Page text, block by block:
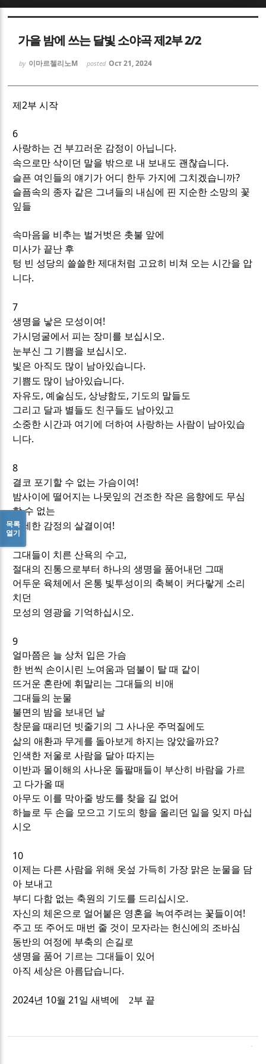
가을 밤에 쓰는 달빛 소야곡 제2부 2/2
by 이마르첼리노M posted Oct 21, 2024
제2부 시작
6
사랑하는 건 부끄러운 감정이 아닙니다.
속으로만 삭이던 말을 밖으로 내 보내도 괜찮습니다.
슬픈 여인들의 얘기가 어디 한두 가지에 그치겠습니까?
슬픔속의 종자 같은 그녀들의 내심에 핀 지순한 소망의 꽃
잎들
속마음을 비추는 벌거벗은 촛불 앞에
미사가 끝난 후
텅 빈 성당의 쓸쓸한 제대처럼 고요히 비쳐 오는 시간을 압
니다.
7
생명을 낳은 모성이여 !
가시덩굴에서 피는 장미를 보십시오.
눈부신 그 기쁨을 보십시오.
빛은 아직도 많이 남아있습니다.
기쁨도 많이 남아있습니다.
자유도, 예술심도,상냥함도, 기도의 말들도
그리고 달과 별들도 친구들도 남아있고
소중한 시간과 여기에 더하여 사랑하는 사람이 남아있습
니다.
8
결코 포기할 수 없는 가슴이여 !
밤사이에 떨어지는 나뭇잎의 건조한 작은 음향에도 무심
할 수 없는
섬세한 감정의 살결이여 !
그대들이 치른 산욕의 수고,
절대의 진통으로부터 하나의 생명을 품어내던 그때
어두운 육체에서 온통 빛투성이의 축복이 커다랗게 소리
치던
모성의 영광을 기억하십시오.
9
얼마쯤은 늘 상처 입은 가슴
한 번씩 손이시린 노여움과 덤불이 탈 때 같이
뜨거운 혼란에 휘말리는 그대들의 비애
그대들의 눈물
불면의 밤을 보내던 날
창문을 때리던 빗줄기의 그 사나운 주먹질에도
삶의 애환과 무게를 돌아보게 하지는 않았을까요?
인색한 저울로 사람을 달아 따지는
이반과 몰이해의 사나운 돌팔매들이 부산히 바람을 가르
고 다가올 때
아무도 이를 막아줄 방도를 찾을 길 없어
하늘로 두 손을 모으고 기도의 향을 올리던 일을 잊지 마십
시오
10
이제는 다른 사람을 위해 옷섶 가득히 가장 맑은 눈물을 담
아 보내고
부디 다함 없는 축원의 기도를 드리십시오.
자신의 체온으로 얼어붙은 영혼을 녹여주려는 꽃들이여 !
주고 또 주어도 매번 줄 것이 모자라는 헌신에의 조바심
동반의 여정에 부축의 손길로
생명을 품어 기르는 그대들이 있어
아직 세상은 아름답습니다.
2024년 10월 21 일 새벽에 2부 끝
목록
열기
Sketchbook5, 스케치북5
Sketchbook5, 스케치북5
Sketchbook5, 스케치북5
Sketchbook5, 스케치북5